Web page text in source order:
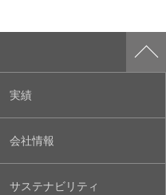
実績
会社情報
サステナビリティ